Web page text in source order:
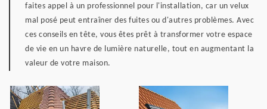
faites appel à un professionnel pour l'installation, car un velux
mal posé peut entraîner des fuites ou d'autres problèmes. Avec
ces conseils en tête, vous êtes prêt à transformer votre espace
de vie en un havre de lumière naturelle, tout en augmentant la
valeur de votre maison.